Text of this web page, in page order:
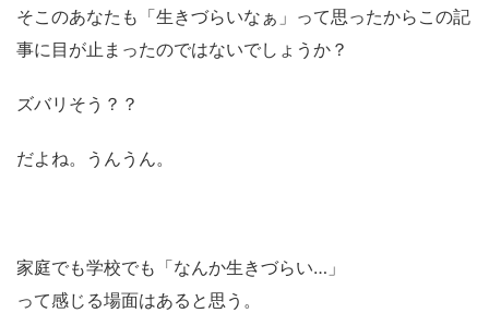
そこのあなたも「生きづらいなぁ」って思ったからこの記
事に目が止まったのではないでしょうか？
ズバリそう？？
だよね。うんうん。
家庭でも学校でも「なんか生きづらい…」
って感じる場面はあると思う。